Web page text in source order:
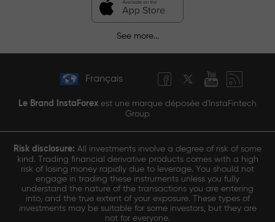
See more...
Français
Le Brand InstaForex est une marque déposée d'InstaFintech
Group
Risk disclosure: All investments involve a degree of risk of some
kind. Trading financial derivative products comes with a high
risk of losing money rapidly due to leverage. You should not
engage in trading these instruments unless you fully
understand the nature of the transactions you are entering
into, and the true extent of your exposure. These types of
investments may be suitable for some investors, but they are
not for everyone.